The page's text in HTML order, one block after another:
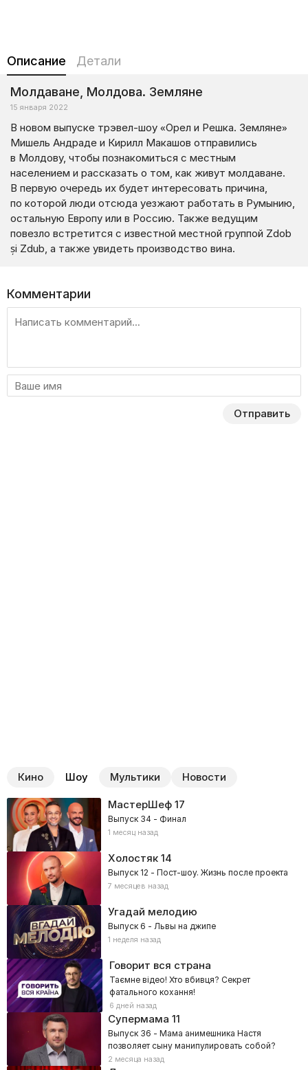
Описание Детали
Молдаване, Молдова. Земляне
15 января 2022
В новом выпуске трэвел-шоу «Орел и Решка. Земляне»
Мишель Андраде и Кирилл Макашов отправились
в Молдову, чтобы познакомиться с местным
населением и рассказать о том, как живут молдаване.
В первую очередь их будет интересовать причина,
по которой люди отсюда уезжают работать в Румынию,
остальную Европу или в Россию. Также ведущим
повезло встретится с известной местной группой Zdob
și Zdub, а также увидеть производство вина.
Комментарии
Отправить
Кино Шоу Мультики Новости
МастерШеф17
Выпуск 34 - Финал
1 месяц назад
Холостяк14
Выпуск 12 - Пост-шоу. Жизнь после проекта
7 месяцев назад
Угадай мелодию
Выпуск 6 - Львы на джипе
1 неделя назад
Говорит вся страна
Таємне відео! Хто вбивця? Секрет
фатального кохання!
6 дней назад
Супермама 11
Выпуск 36 - Мама анимешника Настя
позволяет сыну манипулировать собой?
2 месяца назад